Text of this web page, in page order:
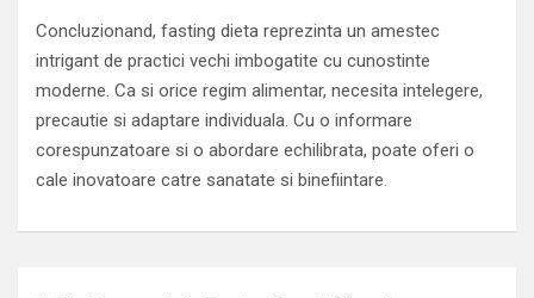
Concluzionand, fasting dieta reprezinta un amestec
intrigant de practici vechi imbogatite cu cunostinte
moderne. Ca si orice regim alimentar, necesita intelegere,
precautie si adaptare individuala. Cu o informare
corespunzatoare si o abordare echilibrata, poate oferi o
cale inovatoare catre sanatate si binefiintare.